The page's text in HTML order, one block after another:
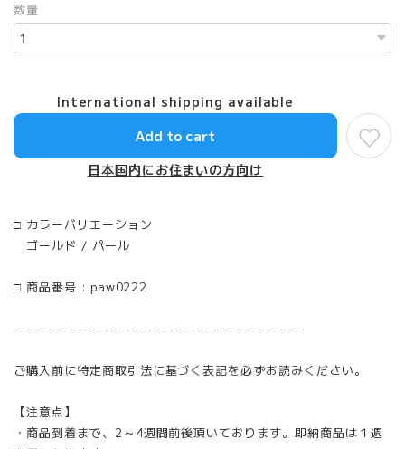
数量
International shipping available
Add to cart
日本国内にお住まいの方向け
□ カラーバリエーション
ゴールド / パール
□ 商品番号 : paw0222
------------------------------------------------------
ご購入前に特定商取引法に基づく表記を必ずお読みください。
【注意点】
・商品到着まで、2～4週間前後頂いております。即納商品は１週